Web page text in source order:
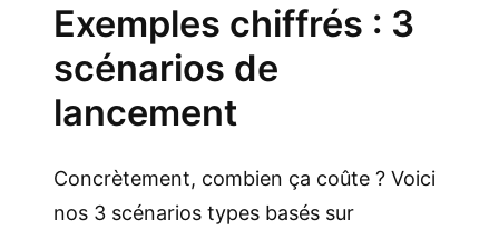
Exemples chiffrés : 3
scénarios de
lancement
Concrètement, combien ça coûte ? Voici
nos 3 scénarios types basés sur